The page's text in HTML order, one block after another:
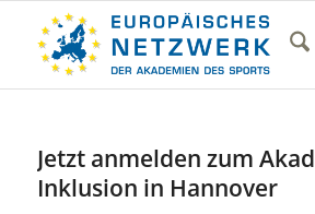
Jetzt anmelden zum
Inklusion in Hannover